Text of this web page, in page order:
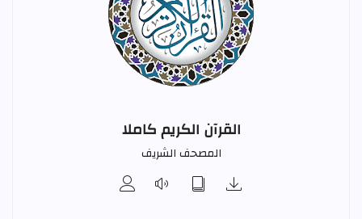
القرآن الكريم كاملا
المصحف الشريف